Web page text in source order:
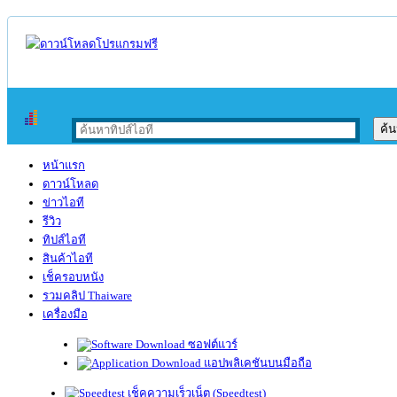
หน้าแรก
ดาวน์โหลด
ข่าวไอที
รีวิว
ทิปส์ไอที
สินค้าไอที
เช็ครอบหนัง
รวมคลิป Thaiware
เครื่องมือ
ซอฟต์แวร์
แอปพลิเคชันบนมือถือ
เช็คความเร็วเน็ต (Speedtest)